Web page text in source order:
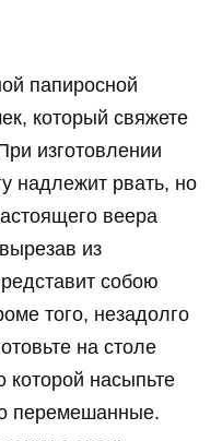
папиросной
который свяжете
изготовлении
надлежит рвать, но
веера
из
собою
того, незадолго
на столе
которой насыпьте
перемешанные.